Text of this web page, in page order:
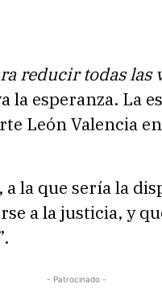
reducir todas las
la esperanza. La
León Valencia
a la que sería la
a la justicia, y
- Patrocinado -